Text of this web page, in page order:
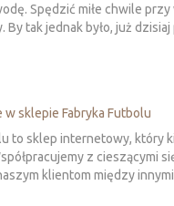
Spędzić miłe chwile
By tak jednak było, już
w sklepie Fabryka Futbolu
to sklep internetowy, który
z cieszącymi
klientom między